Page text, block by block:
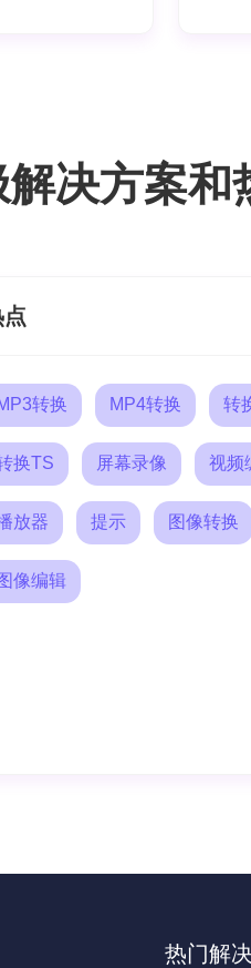
解决方案和
转换 MP4转换 转
换TS 屏幕录像 视频
放器 提示 图像转换
像编辑
热门解